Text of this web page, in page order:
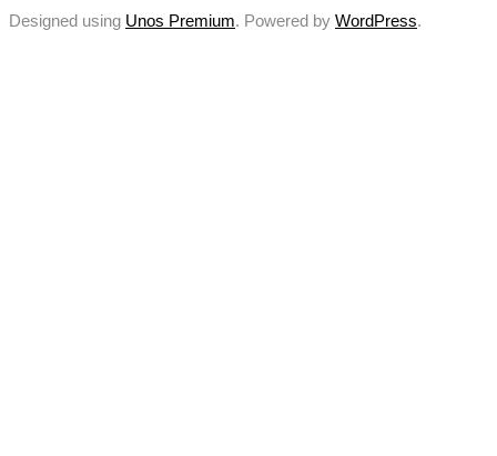
Designed using Unos Premium. Powered by WordPress.